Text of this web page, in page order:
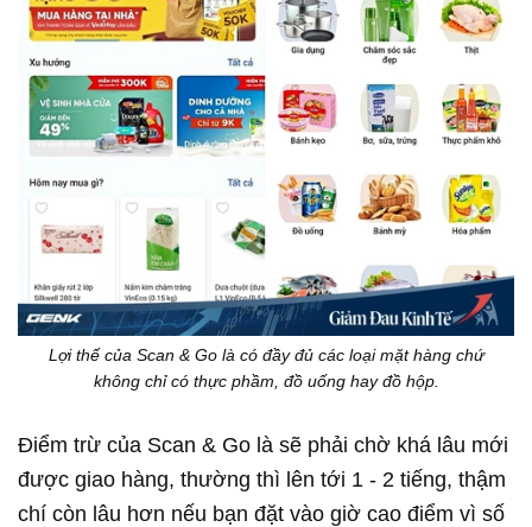
Lợi thế của Scan & Go là có đầy đủ các loại mặt hàng chứ
không chỉ có thực phầm, đồ uống hay đồ hộp.
Điểm trừ của Scan & Go là sẽ phải chờ khá lâu mới
được giao hàng, thường thì lên tới 1 - 2 tiếng, thậm
chí còn lâu hơn nếu bạn đặt vào giờ cao điểm vì số